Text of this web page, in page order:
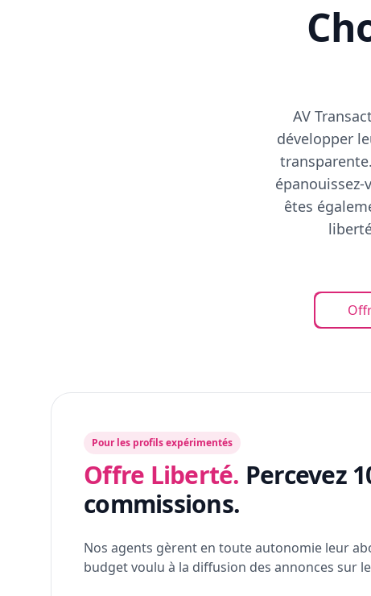
AV
développer
êtes
Pour les profils expérimentés
Offre Liberté. Percevez
commissions.
Nos agents gèrent en toute autonomie leur
budget voulu à la diffusion des annonces sur